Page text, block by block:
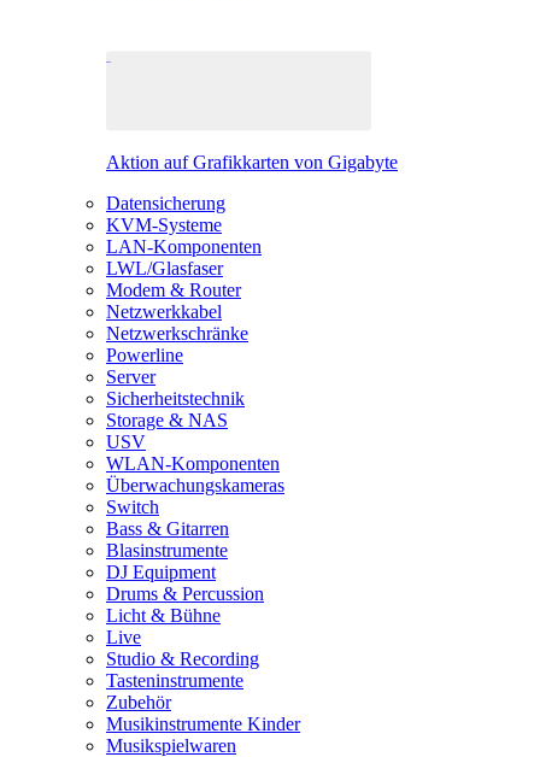
Aktion auf Grafikkarten von Gigabyte
Datensicherung
KVM-Systeme
LAN-Komponenten
LWL/Glasfaser
Modem & Router
Netzwerkkabel
Netzwerkschränke
Powerline
Server
Sicherheitstechnik
Storage & NAS
USV
WLAN-Komponenten
Überwachungskameras
Switch
Bass & Gitarren
Blasinstrumente
DJ Equipment
Drums & Percussion
Licht & Bühne
Live
Studio & Recording
Tasteninstrumente
Zubehör
Musikinstrumente Kinder
Musikspielwaren